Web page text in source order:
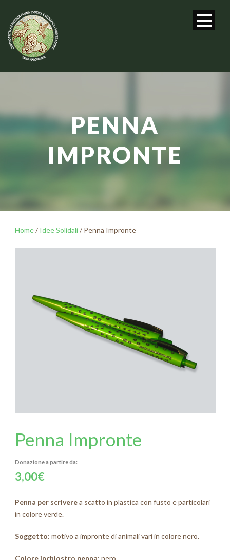
PENNA
IMPRONTE
Home/ Idee Solidali/ Penna Impronte
Penna Impronte
3,00€
Penna per scriverea scatto in plastica con fusto e particolari
in colore verde.
Soggetto: motivo a impronte di animali vari in colore nero.